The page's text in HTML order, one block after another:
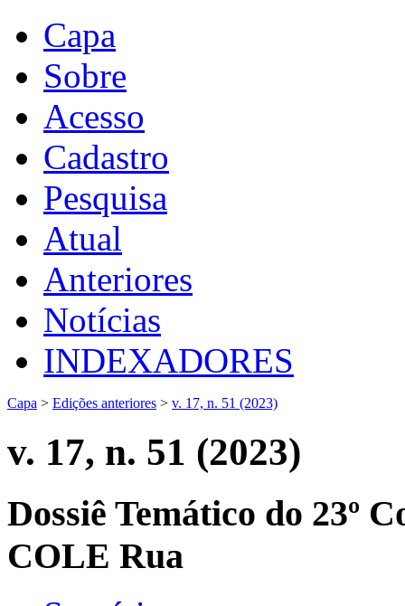
Capa
Sobre
Acesso
Cadastro
Pesquisa
Atual
Anteriores
Notícias
INDEXADORES
Capa > Edições anteriores > v. 17, n. 51 (2023)
v. 17, n. 51 (2023)
Dossiê Temático do 23º
COLE Rua